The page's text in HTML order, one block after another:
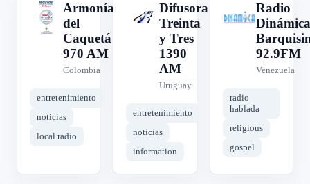
A
Armonías
del
Caquetá
970 AM
Colombia
entretenimiento
noticias
local radio
D
Difusora
Treinta
y Tres
1390
AM
Uruguay
entretenimiento
noticias
information
R
Radio
Dinámica
92.9FM
Venezuela
radio
hablada
religious
gospel